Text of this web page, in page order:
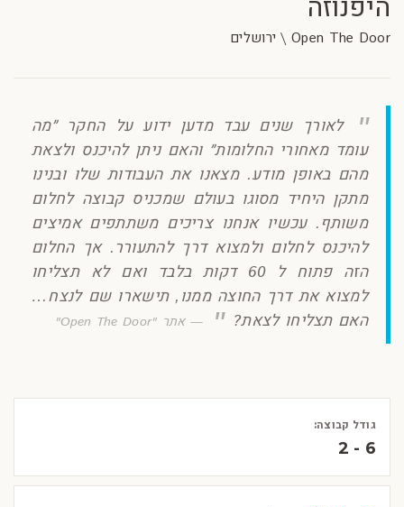
היפנוזה
Open The Door \ ירושלים
לאורך שנים עבד מדען ידוע על החקר ״מה
עומד מאחורי החלומות״ והאם ניתן להיכנס ולצאת
מהם באופן מודע. מצאנו את העבודות שלו ובנינו
מתקן היחיד מסוגו בעולם שמכניס קבוצה לחלום
משותף. עכשיו אנחנו צריכים משתתפים אמיצים
להיכנס לחלום ולמצוא דרך להתעורר. אך החלום
הזה פתוח ל 60 דקות בלבד ואם לא תצליחו
למצוא את דרך החוצה ממנו, תישארו שם לנצח…
האם תצליחו לצאת?
אתר "Open The Door"
גודל קבוצה:
2 - 6